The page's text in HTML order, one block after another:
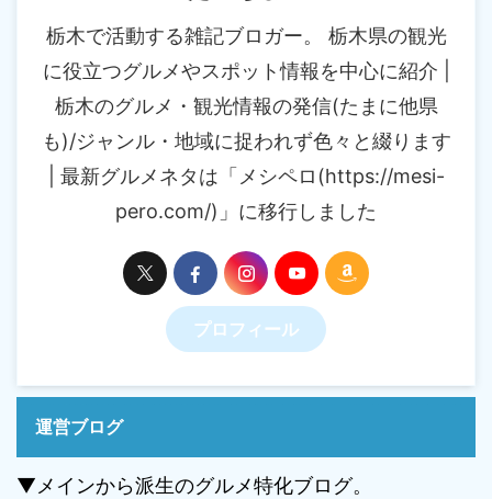
栃木で活動する雑記ブロガー。 栃木県の観光
に役立つグルメやスポット情報を中心に紹介 |
栃木のグルメ・観光情報の発信(たまに他県
も)/ジャンル・地域に捉われず色々と綴ります
| 最新グルメネタは「メシペロ(https://mesi-
pero.com/)」に移行しました
プロフィール
運営ブログ
▼メインから派生のグルメ特化ブログ。